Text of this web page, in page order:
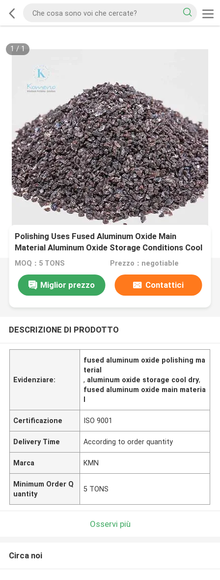
1 / 1
Polishing Uses Fused Aluminum Oxide Main
Material Aluminum Oxide Storage Conditions Cool
And Dry Place
MOQ：5 TONS Prezzo：negotiable
Miglior prezzo Contattici
DESCRIZIONE DI PRODOTTO
Evidenziare:
fused aluminum oxide polishing ma
terial
, aluminum oxide storage cool dry,
fused aluminum oxide main materia
l
Certificazione ISO 9001
Delivery Time According to order quantity
Marca KMN
Minimum Order Q
uantity
5 TONS
Osservi più
Circa noi